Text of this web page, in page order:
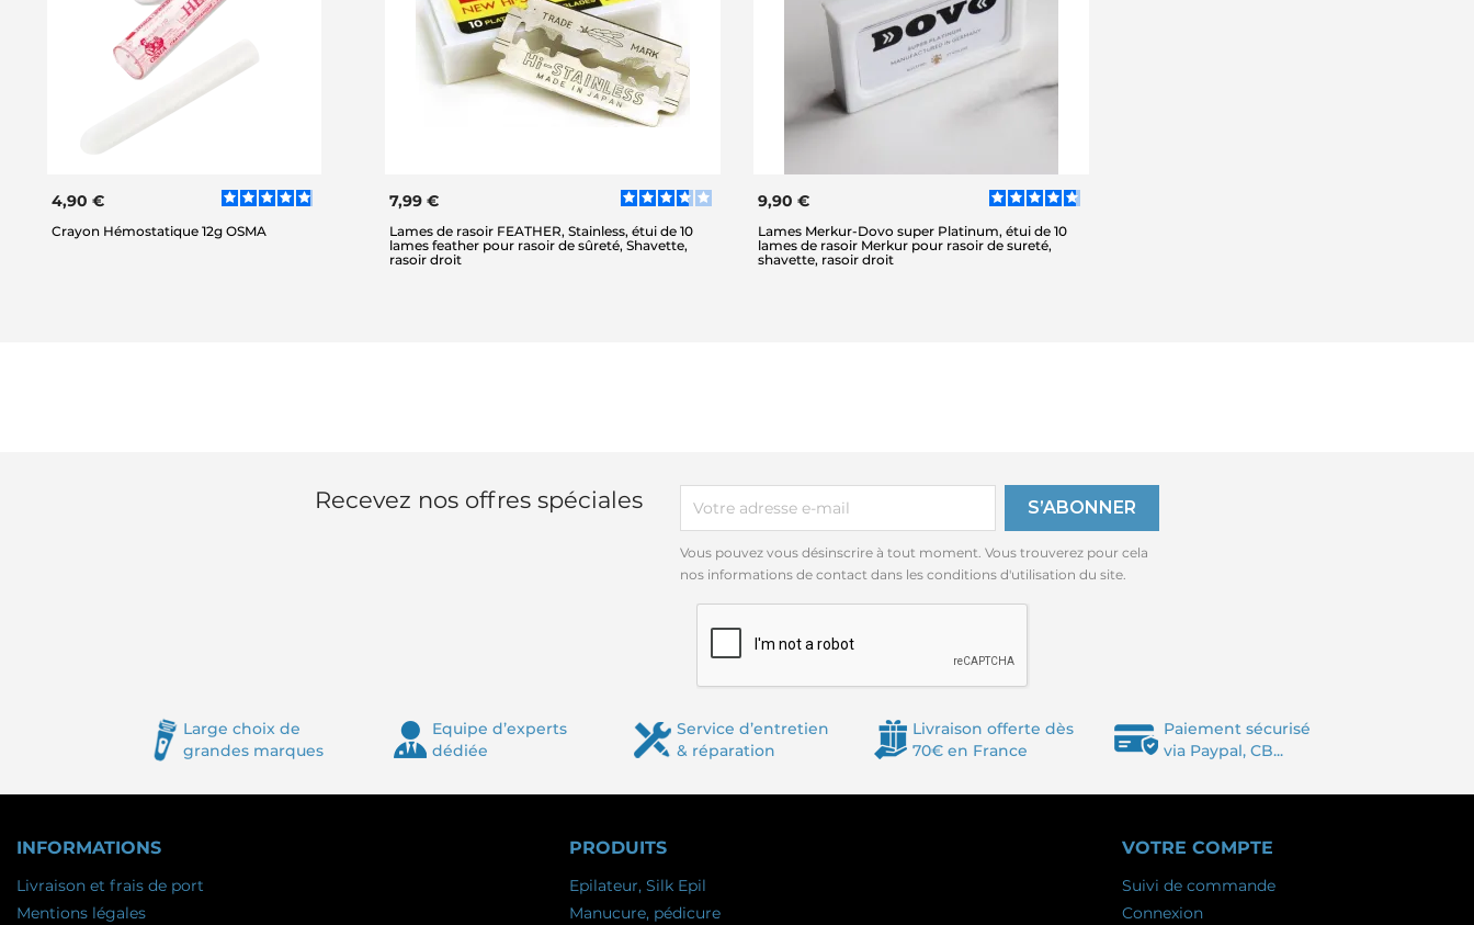
4,90 €
Crayon Hémostatique 12g OSMA
7,99 €
Lames de rasoir FEATHER, Stainless, étui de 10
lames feather pour rasoir de sûreté, Shavette,
rasoir droit
9,90 €
Lames Merkur-Dovo super Platinum, étui de 10
lames de rasoir Merkur pour rasoir de sureté,
shavette, rasoir droit
Recevez nos offres spéciales
Vous pouvez vous désinscrire à tout moment. Vous trouverez pour cela
nos informations de contact dans les conditions d'utilisation du site.
Large choix de
grandes marques
Equipe d’experts
dédiée
Service d’entretien
& réparation
Livraison offerte dès
70€ en France
Paiement sécurisé
via Paypal, CB...
INFORMATIONS
Livraison et frais de port
Mentions légales
PRODUITS
Epilateur, Silk Epil
Manucure, pédicure
VOTRE COMPTE
Suivi de commande
Connexion